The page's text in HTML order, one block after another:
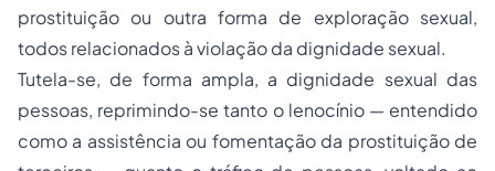
prostituição ou outra forma de exploração sexual,
todos relacionados à violação da dignidade sexual.
Tutela-se, de forma ampla, a dignidade sexual das
pessoas, reprimindo-se tanto o lenocínio — entendido
como a assistência ou fomentação da prostituição de